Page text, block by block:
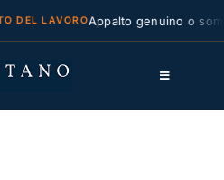
LAVOROAppalto genuino o
Toggle